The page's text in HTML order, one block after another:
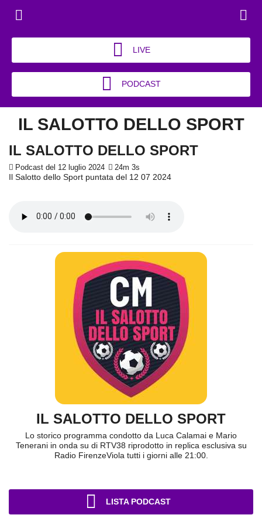
LIVE
PODCAST
IL SALOTTO DELLO SPORT
IL SALOTTO DELLO SPORT
Podcast del 12 luglio 2024 24m 3s
Il Salotto dello Sport puntata del 12 07 2024
IL SALOTTO DELLO SPORT
Lo storico programma condotto da Luca Calamai e Mario
Tenerani in onda su di RTV38 riprodotto in replica esclusiva su
Radio FirenzeViola tutti i giorni alle 21:00.
LISTA PODCAST